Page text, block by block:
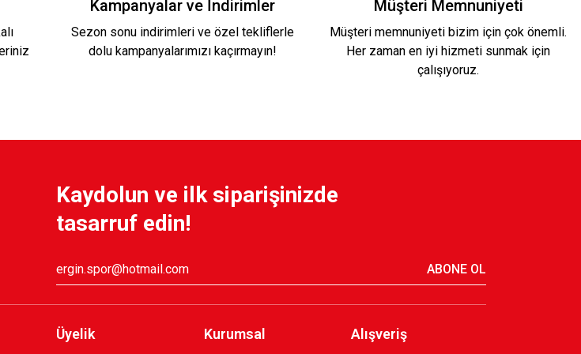
1.299,90 TL
CEKET
Kampanyalar ve İndirimler
Sezon sonu indirimleri ve özel tekliflerle
dolu kampanyalarımızı kaçırmayın!
Müşteri Memnuniyeti
Müşteri memnuniyeti bizim için çok önemli.
Her zaman en iyi hizmeti sunmak için
çalışıyoruz.
Kaydolun ve ilk siparişinizde
tasarruf edin!
ABONE OL
Üyelik Kurumsal Alışveriş